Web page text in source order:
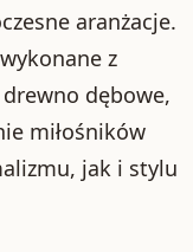
aranżacje.
z
dębowe,
miłośników
jak i stylu